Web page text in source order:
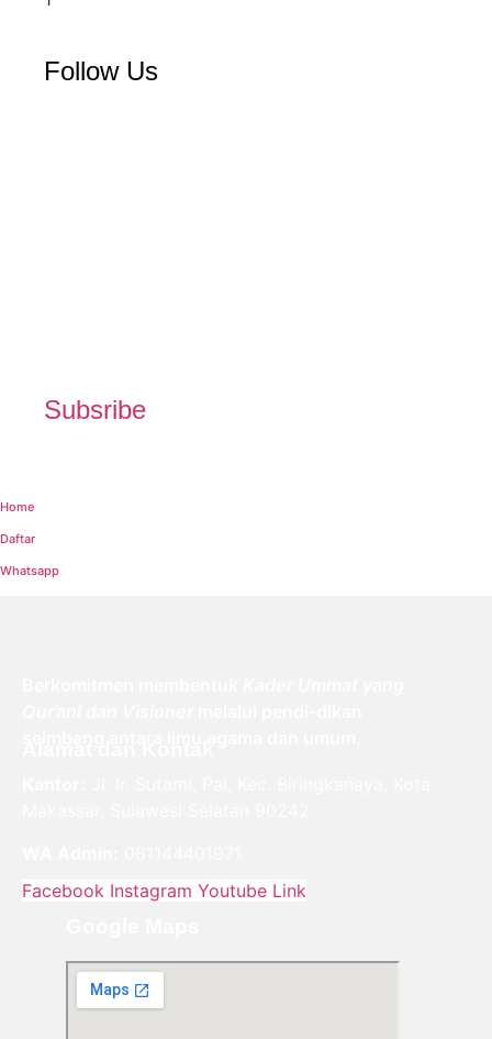
Follow Us
Subsribe
Home
Daftar
Whatsapp
Facebook Instagram Youtube Link